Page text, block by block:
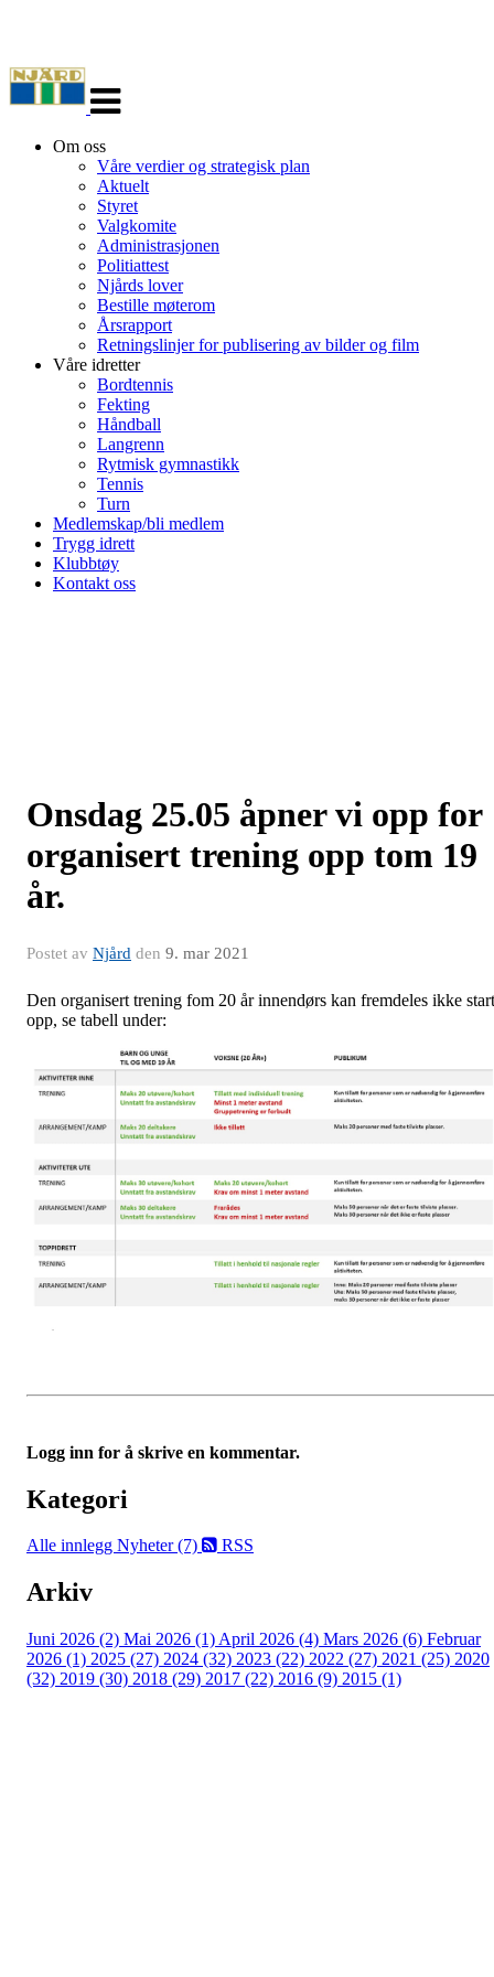
navigasjon
Om oss
Våre verdier og strategisk plan
Aktuelt
Styret
Valgkomite
Administrasjonen
Politiattest
Njårds lover
Bestille møterom
Årsrapport
Retningslinjer for publisering av bilder og film
Våre idretter
Bordtennis
Fekting
Håndball
Langrenn
Rytmisk gymnastikk
Tennis
Turn
Medlemskap/bli medlem
Trygg idrett
Klubbtøy
Kontakt oss
Onsdag 25.05 åpner vi opp for
organisert trening opp tom 19
år.
Postet av Njård den 9. mar 2021
Den organisert trening fom 20 år innendørs kan fremdeles ikke
opp, se tabell under:
Logg inn for å skrive en kommentar.
Kategori
Alle innlegg Nyheter (7) RSS
Arkiv
Juni 2026 (2) Mai 2026 (1) April 2026 (4) Mars 2026 (6) Februar
2026 (1) 2025 (27) 2024 (32) 2023 (22) 2022 (27) 2021 (25) 2020
(32) 2019 (30) 2018 (29) 2017 (22) 2016 (9) 2015 (1)